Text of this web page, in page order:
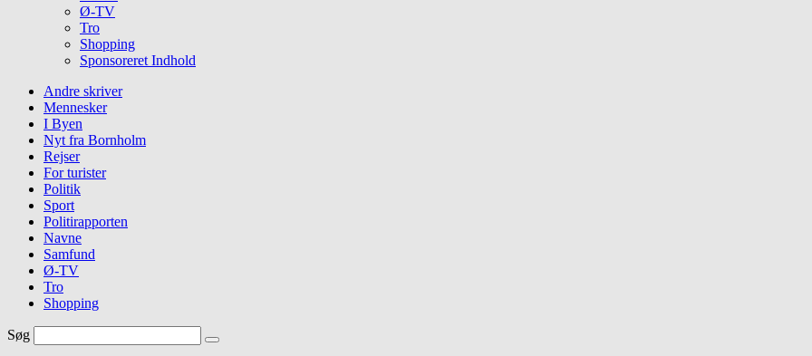
Ø-TV
Tro
Shopping
Sponsoreret Indhold
Andre skriver
Mennesker
I Byen
Nyt fra Bornholm
Rejser
For turister
Politik
Sport
Politirapporten
Navne
Samfund
Ø-TV
Tro
Shopping
Søg